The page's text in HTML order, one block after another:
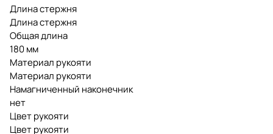
Длина стержня
Длина стержня
Общая длина
180 мм
Материал рукояти
Материал рукояти
Намагниченный наконечник
нет
Цвет рукояти
Цвет рукояти